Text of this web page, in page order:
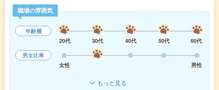
職場の雰囲気
年齢層
20代
30代 40代 50代
60代
男女比率
女性
男性
もっと見る